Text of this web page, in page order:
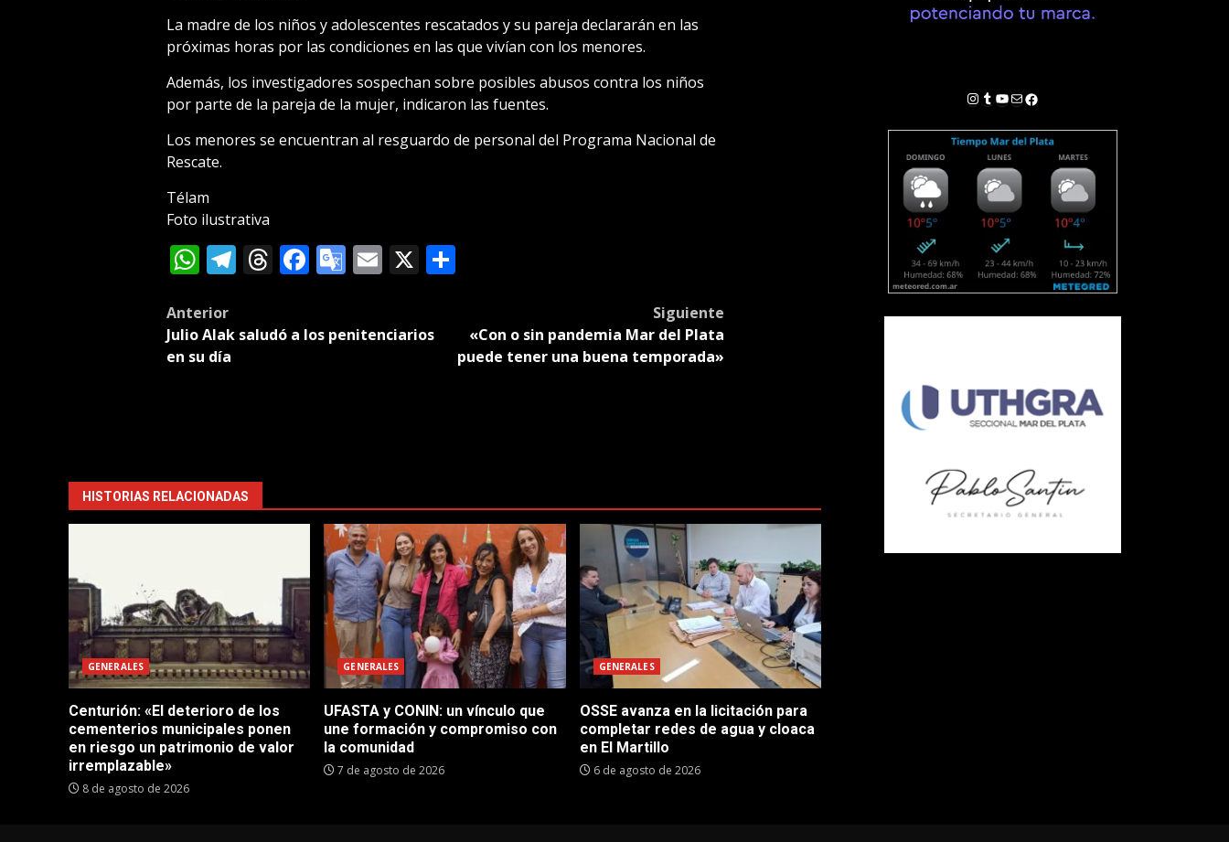
La madre de los niños y adolescentes rescatados y su pareja declararán en las
próximas horas por las condiciones en las que vivían con los menores.
Además, los investigadores sospechan sobre posibles abusos contra los niños
por parte de la pareja de la mujer, indicaron las fuentes.
Los menores se encuentran al resguardo de personal del Programa Nacional de
Rescate.
Télam
Foto ilustrativa
WhatsApp
Telegram
Threads
Facebook
Google
Email
X Compartir
Post
navigation
Anterior
Julio Alak saludó a los penitenciarios
en su día
Siguiente
«Con o sin pandemia Mar del Plata
puede tener una buena temporada»
HISTORIAS RELACIONADAS
GENERALES
Centurión: «El deterioro de los
cementerios municipales ponen
en riesgo un patrimonio de valor
irremplazable»
8 de agosto de 2026
GENERALES
UFASTA y CONIN: un vínculo que
une formación y compromiso con
la comunidad
7 de agosto de 2026
GENERALES
OSSE avanza en la licitación para
completar redes de agua y cloaca
en El Martillo
6 de agosto de 2026
Instagram
Tumblr
YouTube
Correo electrónico
Facebook